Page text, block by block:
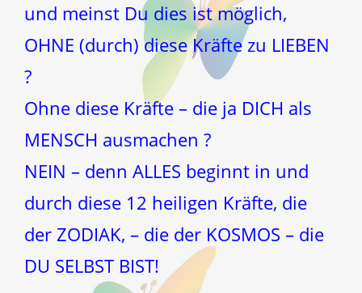
und meinst Du dies ist möglich,
OHNE (durch) diese Kräfte zu LIEBEN
?
Ohne diese Kräfte – die ja DICH als
MENSCH ausmachen ?
NEIN – denn ALLES beginnt in und
durch diese 12 heiligen Kräfte, die
der ZODIAK, – die der KOSMOS – die
DU SELBST BIST!